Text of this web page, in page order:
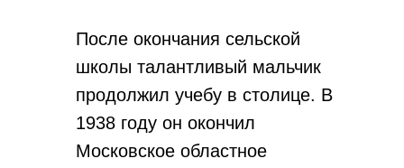
После окончания сельской
школы талантливый мальчик
продолжил учебу в столице. В
1938 году он окончил
Московское областное